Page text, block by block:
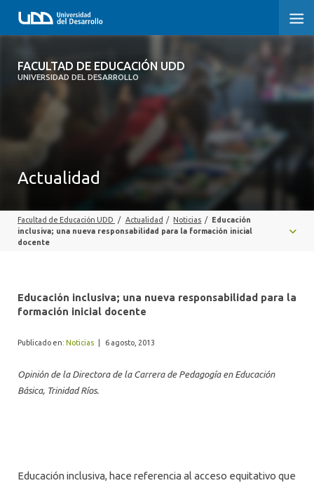
FACULTAD DE EDUCACIÓN UDD
UNIVERSIDAD DEL DESARROLLO
FACULTAD DE EDUCACIÓN UDD
POSTGRADO Y EDUCACIÓN CONTINUA
ALUMNI
Actualidad
Facultad de Educación UDD / Actualidad / Noticias /
Educación
inclusiva; una nueva responsabilidad para la formación inicial
docente
Educación inclusiva; una nueva responsabilidad para la
formación inicial docente
Publicado en: Noticias 6 agosto, 2013
Opinión de la Directora de la Carrera de Pedagogía en Educación
Básica, Trinidad Ríos.
Educación inclusiva, hace referencia al acceso equitativo que